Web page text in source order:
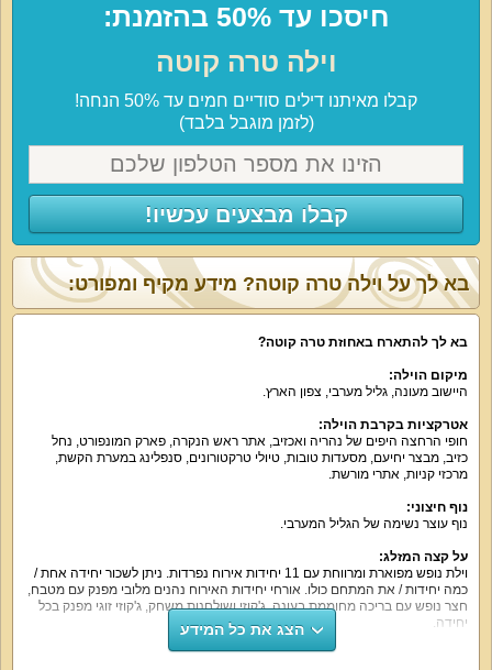
חיסכו עד 50% בהזמנת:
וילה טרה קוטה
קבלו מאיתנו דילים סודיים חמים עד 50% הנחה!
(לזמן מוגבל בלבד)
קבלו מבצעים עכשיו!
בא לך על וילה טרה קוטה? מידע מקיף ומפורט:
בא לך להתארח באחוזת טרה קוטה?
מיקום הוילה:
היישוב מעונה, גליל מערבי, צפון הארץ.
אטרקציות בקרבת הוילה:
חופי הרחצה היפים של נהריה ואכזיב, אתר ראש הנקרה, פארק המונפורט, נחל
כזיב, מבצר יחיעם, מסעדות טובות, טיולי טרקטורונים, סנפלינג במערת הקשת,
מרכזי קניות, אתרי מורשת.
נוף חיצוני:
נוף עוצר נשימה של הגליל המערבי.
על קצה המזלג:
וילת נופש מפוארת ומרווחת עם 11 יחידות אירוח נפרדות. ניתן לשכור יחידה אחת /
כמה יחידות / את המתחם כולו. אורחי יחידות האירוח נהנים מלובי מפנק עם מטבח,
חצר נופש עם בריכה מחוממת בעונה, ג'קוזי ושולחנות משחק, ג'קוזי זוגי מפנק בכל
יחידה.
היחידות מתאימות לאירוח זוגי או משפחתי.
הצג את כל המידע